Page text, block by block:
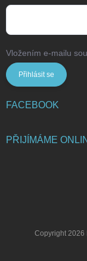
Vložením e-mailu
Přihlásit se
FACEBOOK
PŘIJÍMÁME
Copyright 2026